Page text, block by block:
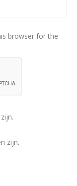
browser for the
zijn.